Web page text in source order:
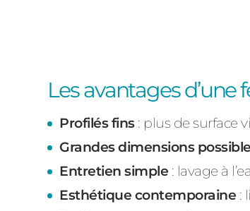
Les avantages
Profilés fins: plus de surface
Grandes dimensions
Entretien simple : lavage à
Esthétique contemporaine :